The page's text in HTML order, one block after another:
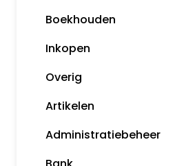
Boekhouden
Boekhouden
Aangifte
Voorbeeldboekingen
Grootboekrekeningen
Inkopen
Inkoopfacturen
Leveranciers
Uitgebreid journaliseren
Overig
Downloaden en
Kassa
Artikelen
Artikelbeheer
Administratiebeheer